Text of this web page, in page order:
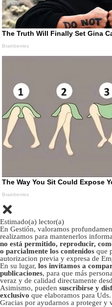
Estimado(a) lector(a)
En Gestión, valoramos
realizamos para mantenerlos
no está permitido, reproducir,
o parcialmente los contenidos que
autorizacion previa y expresa de
En su lugar, los invitamos a
publicaciones, para que más
veraz y de calidad directamente
Asimismo, pueden suscribirse y
exclusivo que elaboramos para Uds.
Gracias por ayudarnos a proteger y